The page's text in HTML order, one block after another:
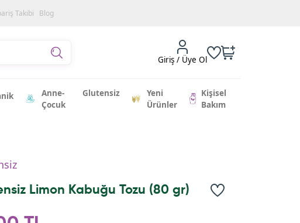
Takibi Blog
Giriş / Üye Ol
Anne-
Çocuk
Glutensiz
Yeni
Ürünler
Kişisel
Bakım
Limon Kabuğu Tozu (80 gr)